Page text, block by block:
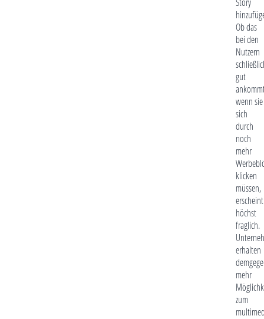
Ob das
bei den
Nutzern
gut
wenn sie
sich
durch
noch
mehr
klicken
müssen,
erscheint
höchst
fraglich.
erhalten
mehr
zum